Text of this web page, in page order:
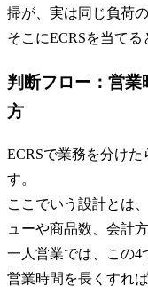
掃が、実は同じ負荷
そこにECRSを当てる
判断フロー：営
方
ECRSで業務を分け
す。
ここでいう設計とは
ューや商品数、会計
一人営業では、この4
営業時間を長くすれ